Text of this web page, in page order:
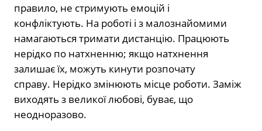
правило, не стримують емоцій і
конфліктують. На роботі і з малознайомими
намагаються тримати дистанцію. Працюють
нерідко по натхненню; якщо натхнення
залишає їх, можуть кинути розпочату
справу. Нерідко змінюють місце роботи. Заміж
виходять з великої любові, буває, що
неодноразово.